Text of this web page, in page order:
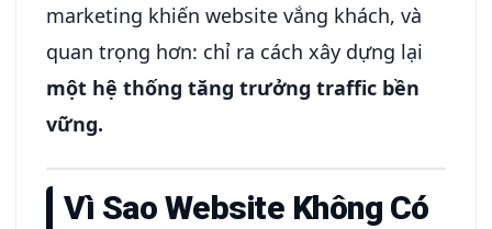
marketing khiến website vắng khách, và
quan trọng hơn: chỉ ra cách xây dựng lại
một hệ thống tăng trưởng traffic bền
vững.
Vì Sao Website Không Có